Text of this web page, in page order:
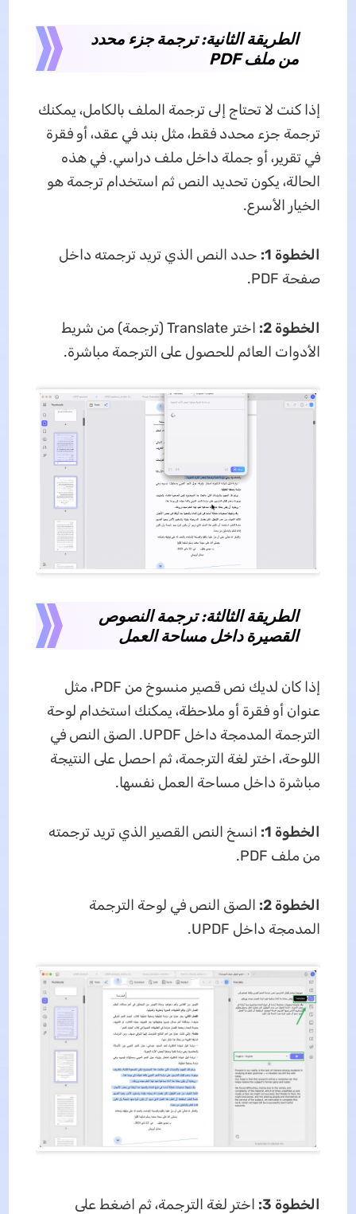
الطريقة الثانية: ترجمة جزء محدد
من ملف PDF
إذا كنت لا تحتاج إلى ترجمة الملف بالكامل، يمكنك
ترجمة جزء محدد فقط، مثل بند في عقد، أو فقرة
في تقرير، أو جملة داخل ملف دراسي. في هذه
الحالة، يكون تحديد النص ثم استخدام ترجمة هو
الخيار الأسرع.
الخطوة 1:
حدد النص الذي تريد ترجمته داخل
صفحة PDF.
الخطوة 2:
اختر Translate (ترجمة) من شريط
الأدوات العائم للحصول على الترجمة مباشرة.
الطريقة الثالثة: ترجمة النصوص
القصيرة داخل مساحة العمل
إذا كان لديك نص قصير منسوخ من PDF، مثل
عنوان أو فقرة أو ملاحظة، يمكنك استخدام لوحة
الترجمة المدمجة داخل UPDF. الصق النص في
اللوحة، اختر لغة الترجمة، ثم احصل على النتيجة
مباشرة داخل مساحة العمل نفسها.
الخطوة 1:
انسخ النص القصير الذي تريد ترجمته
من ملف PDF.
الخطوة 2:
الصق النص في لوحة الترجمة
المدمجة داخل UPDF.
الخطوة 3:
اختر لغة الترجمة، ثم اضغط على